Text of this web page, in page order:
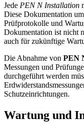
Jede PEN N Installation
Diese Dokumentation
Prüfprotokolle und
Dokumentation ist nicht
auch für zukünftige
Die Abnahme von PEN
Messungen und
durchgeführt werden
Schutzeinrichtungen.
Wartung und